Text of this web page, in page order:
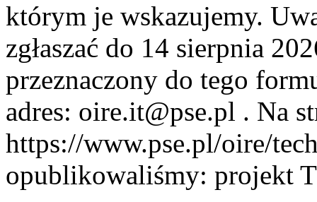
którym je wskazujemy.
zgłaszać do 14 sierpnia
przeznaczony do tego
adres: oire.it@pse.pl . Na
https://www.pse.pl/oire/
opublikowaliśmy: projekt